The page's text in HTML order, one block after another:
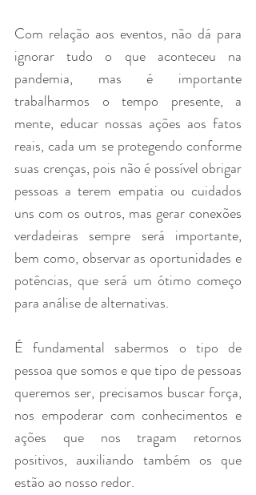
Com relação aos eventos, não dá para
ignorar tudo o que aconteceu na
pandemia, mas é importante
trabalharmos o tempo presente, a
mente, educar nossas ações aos fatos
reais, cada um se protegendo conforme
suas crenças, pois não é possível obrigar
pessoas a terem empatia ou cuidados
uns com os outros, mas gerar conexões
verdadeiras sempre será importante,
bem como, observar as oportunidades e
potências, que será um ótimo começo
para análise de alternativas.
É fundamental sabermos o tipo de
pessoa que somos e que tipo de pessoas
queremos ser, precisamos buscar força,
nos empoderar com conhecimentos e
ações que nos tragam retornos
positivos, auxiliando também os que
estão ao nosso redor.